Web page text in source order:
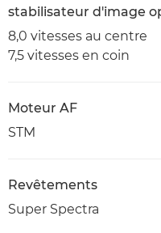
stabilisateur d'image
8,0 vitesses au centre
7,5 vitesses en coin
Moteur AF
STM
Revêtements
Super Spectra